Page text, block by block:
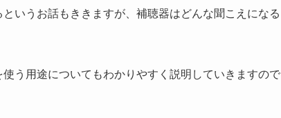
いうお話もききますが、補聴器はどんな聞こえになる
う用途についてもわかりやすく説明していきますので